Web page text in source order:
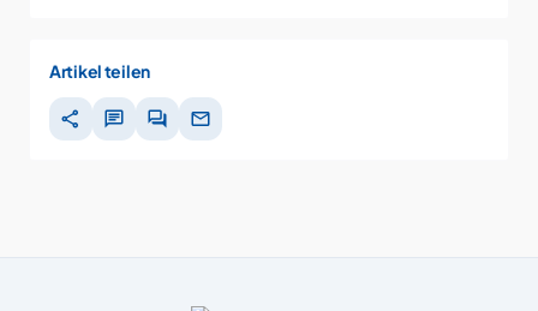
Artikel teilen
share chat forum mail